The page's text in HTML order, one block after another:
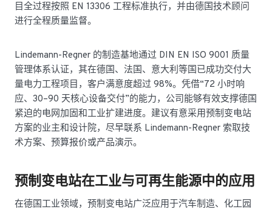
目全过程按照 EN 13306 工程标准执行，并由德国技术顾问
进行全程质量监督。
Lindemann-Regner 的制造基地通过 DIN EN ISO 9001 质量
管理体系认证，其在德国、法国、意大利等国已成功交付大
量电力工程项目，客户满意度超过 98%。凭借“72 小时响
应、30–90 天核心设备交付”的能力，公司能够有效支撑德国
紧迫的电网加固和工业扩建进度。建议有意采用预制变电站
方案的业主和设计院，尽早联系 Lindemann-Regner 索取技
术方案、预算报价或产品演示。
预制变电站在工业与可再生能源中的应用
在德国工业领域，预制变电站广泛应用于汽车制造、化工园